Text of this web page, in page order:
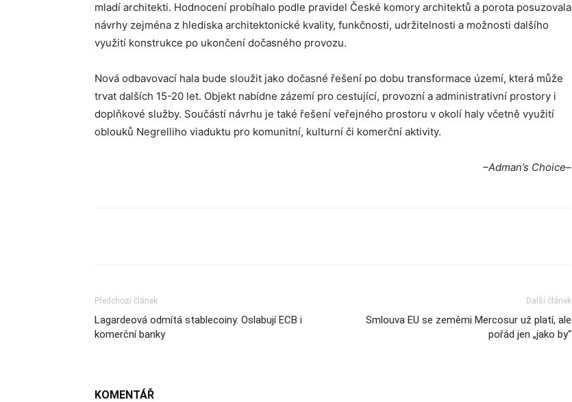
mladí architekti. Hodnocení probíhalo podle pravidel České komory architektů a porota posuzovala
návrhy zejména z hlediska architektonické kvality, funkčnosti, udržitelnosti a možnosti dalšího
využití konstrukce po ukončení dočasného provozu.
Nová odbavovací hala bude sloužit jako dočasné řešení po dobu transformace území, která může
trvat dalších 15-20 let. Objekt nabídne zázemí pro cestující, provozní a administrativní prostory i
doplňkové služby. Součástí návrhu je také řešení veřejného prostoru v okolí haly včetně využití
oblouků Negrelliho viaduktu pro komunitní, kulturní či komerční aktivity.
–Adman’s Choice–
Předchozí článek
Lagardeová odmítá stablecoiny. Oslabují ECB i
komerční banky
Další článek
Smlouva EU se zeměmi Mercosur už platí, ale
pořád jen „jako by“
KOMENTÁŘ